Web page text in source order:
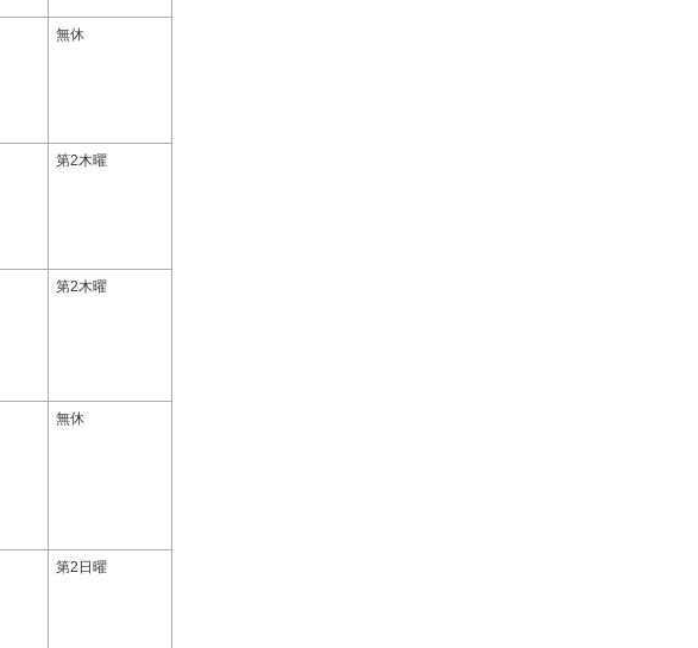
無休
第2木曜
第2木曜
無休
第2日曜